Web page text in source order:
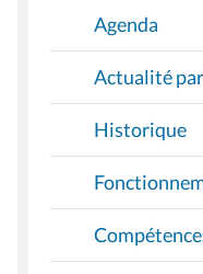
O
Agenda
Actualité
Historique